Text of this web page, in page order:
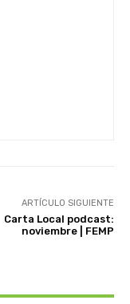
ARTÍCULO SIGUIENTE
Carta Local podcast:
noviembre | FEMP